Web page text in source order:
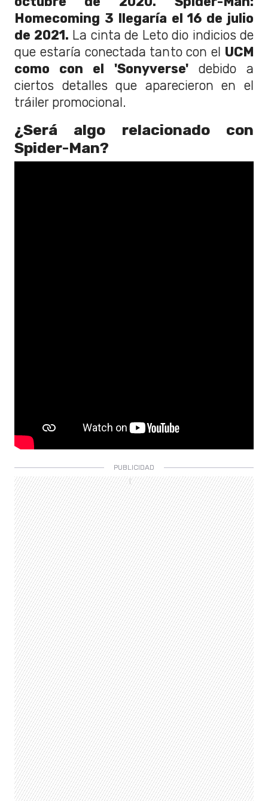
Homecoming 3 llegaría el 16 de julio
de 2021. La cinta de Leto dio indicios de
que estaría conectada tanto con el UCM
como con el 'Sonyverse'debido a
ciertos detalles que aparecieron en el
tráiler promocional.
¿Será algo relacionado con
Spider-Man?